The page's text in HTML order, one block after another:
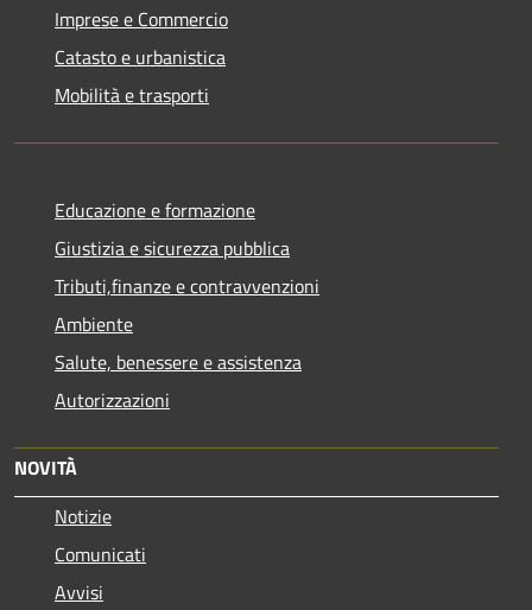
Imprese e Commercio
Catasto e urbanistica
Mobilità e trasporti
Educazione e formazione
Giustizia e sicurezza pubblica
Tributi,finanze e contravvenzioni
Ambiente
Salute, benessere e assistenza
Autorizzazioni
NOVITÀ
Notizie
Comunicati
Avvisi